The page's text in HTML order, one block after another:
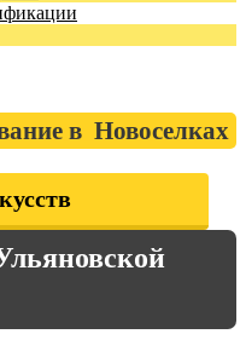
в Новоселках